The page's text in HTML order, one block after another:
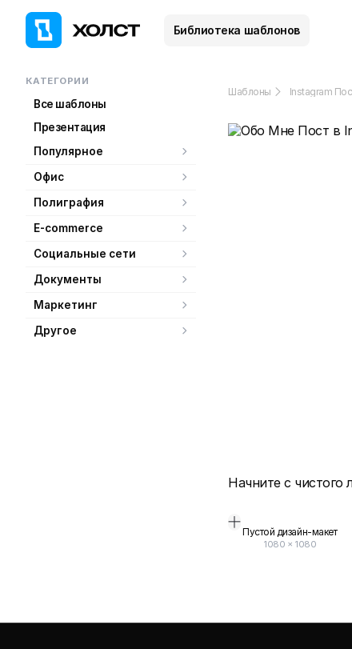
Библиотека шаблонов
КАТЕГОРИИ
Все шаблоны
Презентация
Популярное
Офис
Полиграфия
E-commerce
Социальные сети
Документы
Маркетинг
Другое
Шаблоны Instagram
Начните с чистого
Пустой дизайн-макет
1080 × 1080